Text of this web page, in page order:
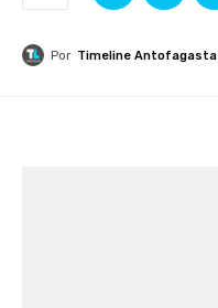
Por Timeline Antofagasta